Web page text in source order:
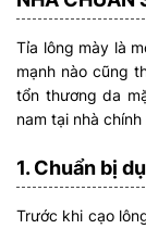
Tỉa lông mày là
mạnh nào cũng
tổn thương da
nam tại nhà
1. Chuẩn bị
Trước khi cạo